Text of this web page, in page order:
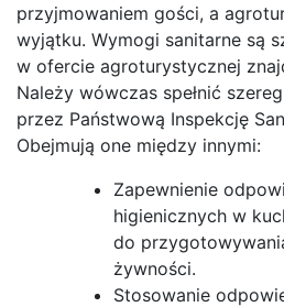
przyjmowaniem gości, a
wyjątku. Wymogi sanitarne są
w ofercie agroturystycznej
Należy wówczas spełnić
przez Państwową Inspekcję
Obejmują one między innymi:
Zapewnienie
higienicznych w
do
żywności.
Stosowanie